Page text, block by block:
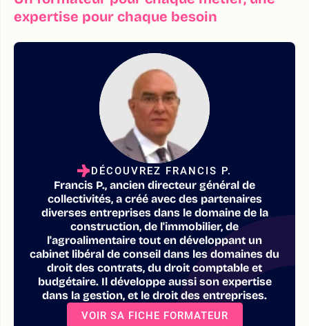
expertise pour chaque besoin
DÉCOUVREZ FRANCIS P.
Francis P., ancien directeur général de
collectivités, a créé avec des partenaires
diverses entreprises dans le domaine de la
construction, de l'immobilier, de
l'agroalimentaire tout en développant un
cabinet libéral de conseil dans les domaines du
droit des contrats, du droit comptable et
budgétaire. Il développe aussi son expertise
dans la gestion, et le droit des entreprises.
VOIR SA FICHE FORMATEUR